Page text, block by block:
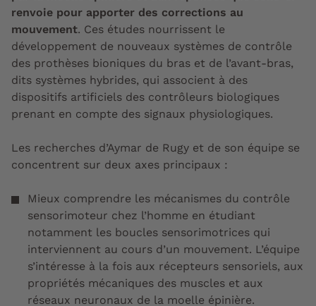
renvoie pour apporter des corrections au
mouvement. Ces études nourrissent le
développement de nouveaux systèmes de contrôle
des prothèses bioniques du bras et de l’avant-bras,
dits systèmes hybrides, qui associent à des
dispositifs artificiels des contrôleurs biologiques
prenant en compte des signaux physiologiques.
Les recherches d’Aymar de Rugy et de son équipe se
concentrent sur deux axes principaux :
Mieux comprendre les mécanismes du contrôle
sensorimoteur chez l’homme en étudiant
notamment les boucles sensorimotrices qui
interviennent au cours d’un mouvement. L’équipe
s’intéresse à la fois aux récepteurs sensoriels, aux
propriétés mécaniques des muscles et aux
réseaux neuronaux de la moelle épinière.